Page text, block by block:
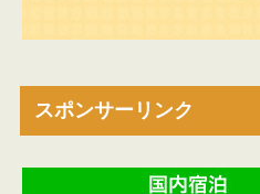
スポンサーリンク